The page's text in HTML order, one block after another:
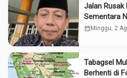
Jalan Rusak
Sementara
Gubsu
calendar_month Minggu, 2
Tabagsel
Berhenti di